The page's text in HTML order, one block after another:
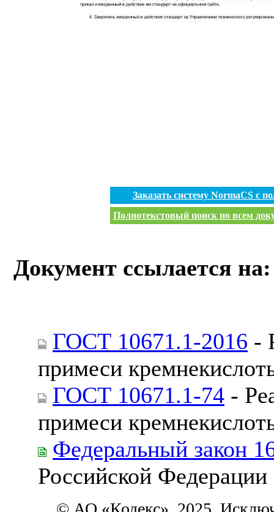
Заказать систему NormaCS с
Полнотекстовый поиск по всем
Документ ссылается на:
ГОСТ 10671.1-2016 -
примеси
ГОСТ 10671.1-74 -
примеси
Федеральный закон
Российской Федерации